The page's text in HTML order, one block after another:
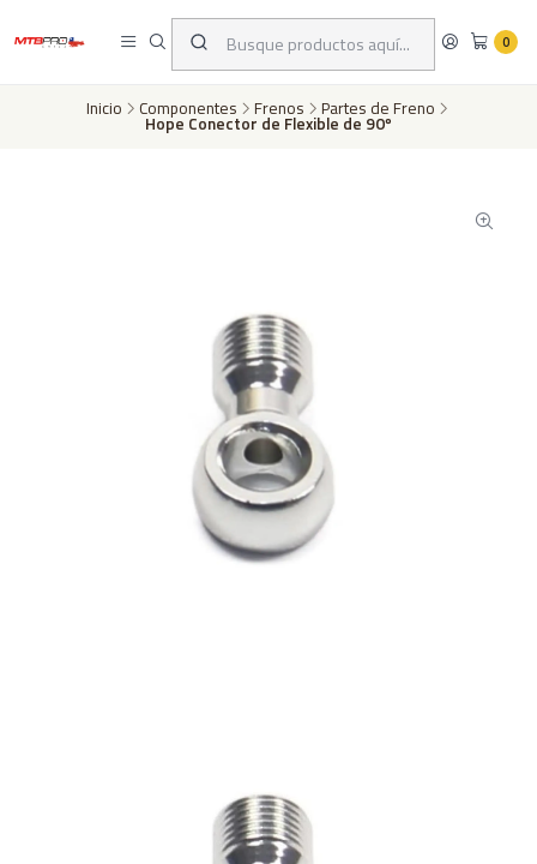
0
Despachos a todo Chile a través de Chilexpress en 24 a 72 horas hábiles
dependiento de tu ubicación | Pago con tarjeta de crédito o transferencia
Inicio Componentes Frenos Partes de Freno
Hope Conector de Flexible de 90º